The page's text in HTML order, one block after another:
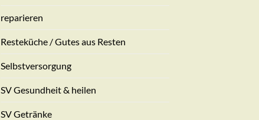
reparieren
Resteküche / Gutes aus Resten
Selbstversorgung
SV Gesundheit & heilen
SV Getränke